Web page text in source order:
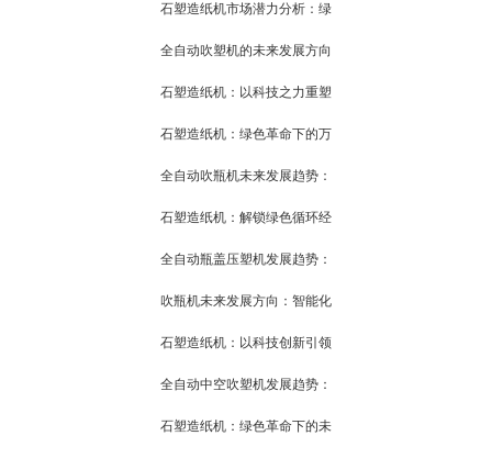
石塑造纸机市场潜力分析：绿
全自动吹塑机的未来发展方向
石塑造纸机：以科技之力重塑
石塑造纸机：绿色革命下的万
全自动吹瓶机未来发展趋势：
石塑造纸机：解锁绿色循环经
全自动瓶盖压塑机发展趋势：
吹瓶机未来发展方向：智能化
石塑造纸机：以科技创新引领
全自动中空吹塑机发展趋势：
石塑造纸机：绿色革命下的未